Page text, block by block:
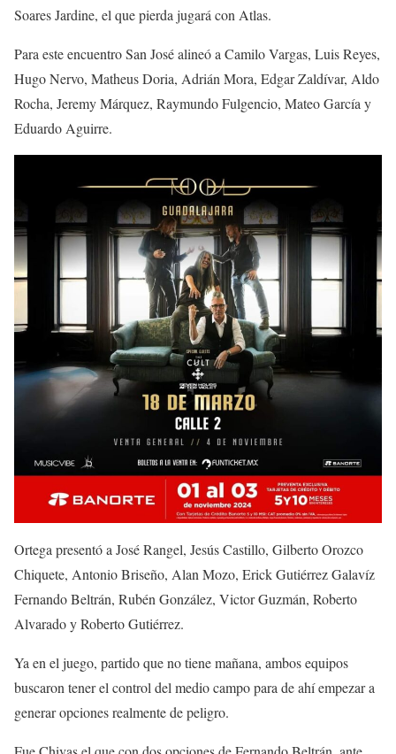
Soares Jardine, el que pierda jugará con Atlas.
Para este encuentro San José alineó a Camilo Vargas, Luis Reyes,
Hugo Nervo, Matheus Doria, Adrián Mora, Edgar Zaldívar, Aldo
Rocha, Jeremy Márquez, Raymundo Fulgencio, Mateo García y
Eduardo Aguirre.
Ortega presentó a José Rangel, Jesús Castillo, Gilberto Orozco
Chiquete, Antonio Briseño, Alan Mozo, Erick Gutiérrez Galavíz
Fernando Beltrán, Rubén González, Victor Guzmán, Roberto
Alvarado y Roberto Gutiérrez.
Ya en el juego, partido que no tiene mañana, ambos equipos
buscaron tener el control del medio campo para de ahí empezar a
generar opciones realmente de peligro.